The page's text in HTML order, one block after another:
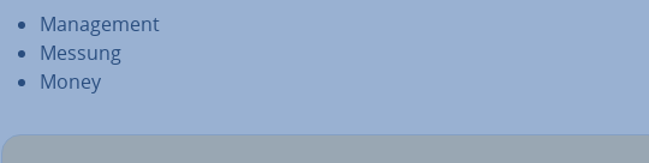
Ma­nage­ment
Messung
Money